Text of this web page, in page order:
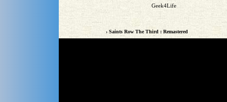
Geek4Life
› Saints Row The Third : Remastered